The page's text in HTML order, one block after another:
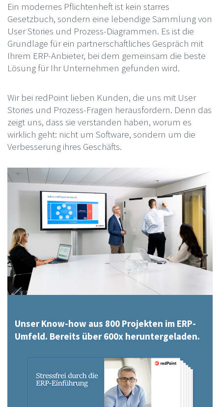
Ein modernes Pflichtenheft ist kein starres
Gesetzbuch, sondern eine lebendige Sammlung von
User Stories und Prozess-Diagrammen. Es ist die
Grundlage für ein partnerschaftliches Gespräch mit
Ihrem ERP-Anbieter, bei dem gemeinsam die beste
Lösung für Ihr Unternehmen gefunden wird.
Wir bei redPoint lieben Kunden, die uns mit User
Stories und Prozess-Fragen herausfordern. Denn das
zeigt uns, dass sie verstanden haben, worum es
wirklich geht: nicht um Software, sondern um die
Verbesserung ihres Geschäfts.
Unser Know-how aus 800 Projekten im ERP-
Umfeld. Bereits über 600x heruntergeladen.